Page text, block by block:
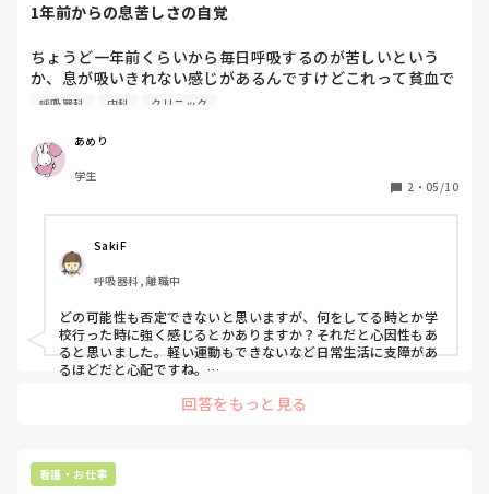
1年前からの息苦しさの自覚
ちょうど一年前くらいから毎日呼吸するのが苦しいという
か、息が吸いきれない感じがあるんですけどこれって貧血で
すか？気管支喘息みたいな感じなんでしょうか？それともス
ですが、一旦治まったので最近は薬飲んでなくて…でも貧血
じゃなかったらどうしようという不安から行けてないで
呼吸器科 内科 クリニック
あめり
学生
2 ・ 05/10
SakiF
呼吸器科, 離職中
どの可能性も否定できないと思いますが、何をしてる時とか学
校行った時に強く感じるとかありますか？それだと心因性もあ
ると思いました。軽い運動もできないなど日常生活に支障があ
るほどだと心配ですね。
るのではないかと思います！ 回答をもっと見る
看護・お仕事